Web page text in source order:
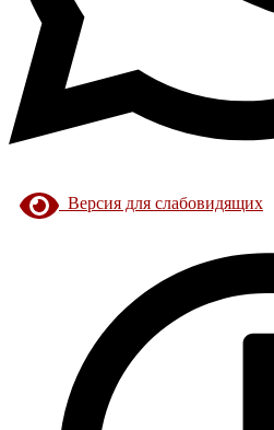
Версия для слабовидящих